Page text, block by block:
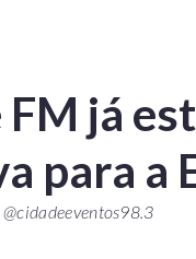
já
para a
@cidadeeventos98.3